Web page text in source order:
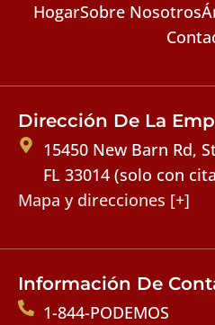
HogarSobre Nosotros
Dirección De La
15450 New Barn Rd,
FL 33014 (solo con
Mapa y direcciones [+]
Información De
1-844-PODEMOS